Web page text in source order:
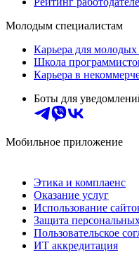
Молодым специалистам
Карьера для молодых
Школа
Карьера в
Боты для
Мобильное приложение
Этика и комплаенс
Оказание услуг
Использование
Защита
Пользовательское
ИТ аккредитация